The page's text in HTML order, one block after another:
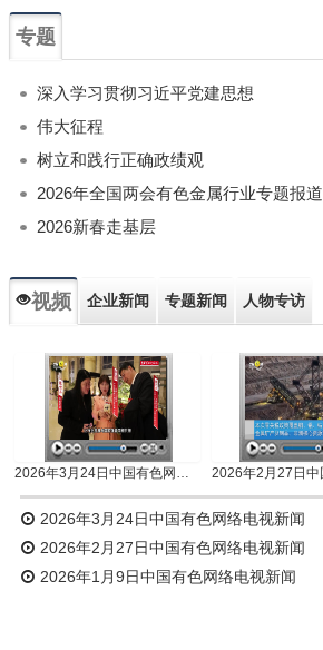
专题
深入学习贯彻习近平党建思想
伟大征程
树立和践行正确政绩观
2026年全国两会有色金属行业专题报道
2026新春走基层
视频 企业新闻 专题新闻 人物专访
2026年3月24日中国有色网络电视新闻
2026年3月24日中国有色网络电视新闻
2026年2月27日中国有色网络电视新闻
2026年1月9日中国有色网络电视新闻